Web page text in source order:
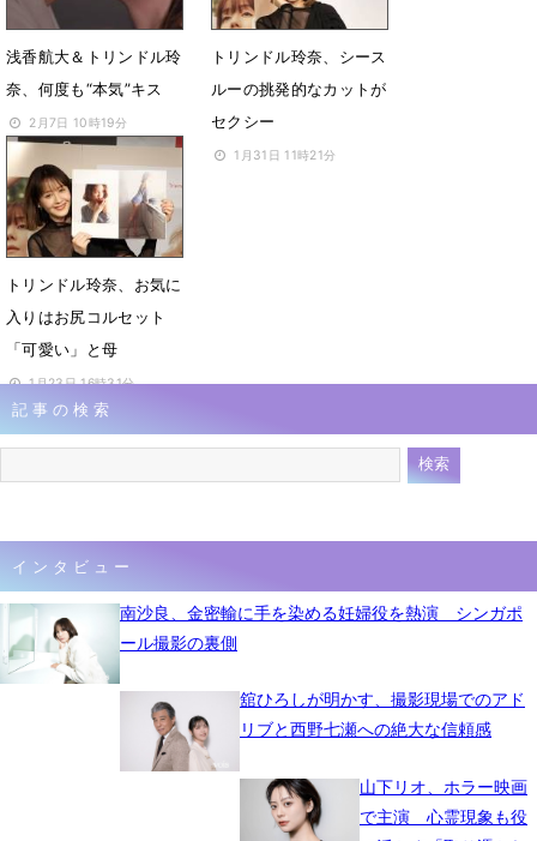
浅香航大＆トリンドル玲
奈、何度も“本気”キス
2月7日 10時19分
トリンドル玲奈、シース
ルーの挑発的なカットが
セクシー
1月31日 11時21分
トリンドル玲奈、お気に
入りはお尻コルセット
「可愛い」と母
1月23日 16時31分
記事の検索
インタビュー
南沙良、金密輸に手を染める妊婦役を熱演 シンガポ
ール撮影の裏側
舘ひろしが明かす、撮影現場でのアド
リブと西野七瀬への絶大な信頼感
山下リオ、ホラー映画
で主演 心霊現象も役